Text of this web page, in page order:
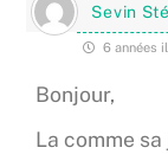
Sevin
6 années
Bonjour,
La comme sa